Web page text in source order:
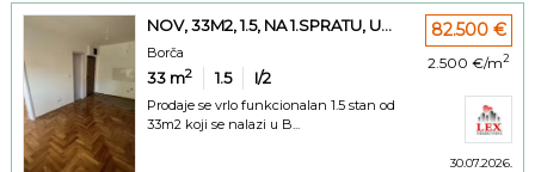
NOV, 33M2, 1.5, NA 1.SPRATU, U...
Borča
33 m2 1.5 I/2
Prodaje se vrlo funkcionalan 1.5 stan od
33m2 koji se nalazi u B...
82.500 €
2.500 €/m2
30.07.2026.